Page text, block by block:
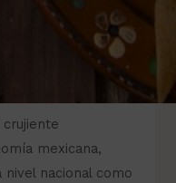
mexicana,
nacional como